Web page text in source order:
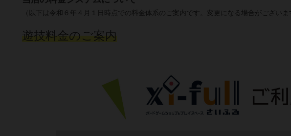
（以下は令和６年４月１日時点での料金体系のご案内です。変更になる場合がございま
遊技料金のご案内